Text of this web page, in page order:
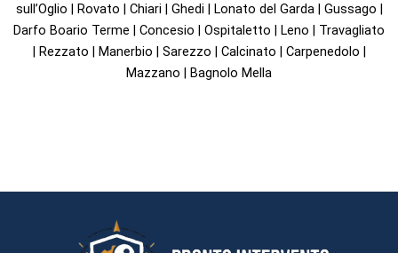
sull’Oglio | Rovato | Chiari | Ghedi | Lonato del Garda | Gussago |
Darfo Boario Terme | Concesio | Ospitaletto | Leno | Travagliato
| Rezzato | Manerbio | Sarezzo | Calcinato | Carpenedolo |
Mazzano | Bagnolo Mella